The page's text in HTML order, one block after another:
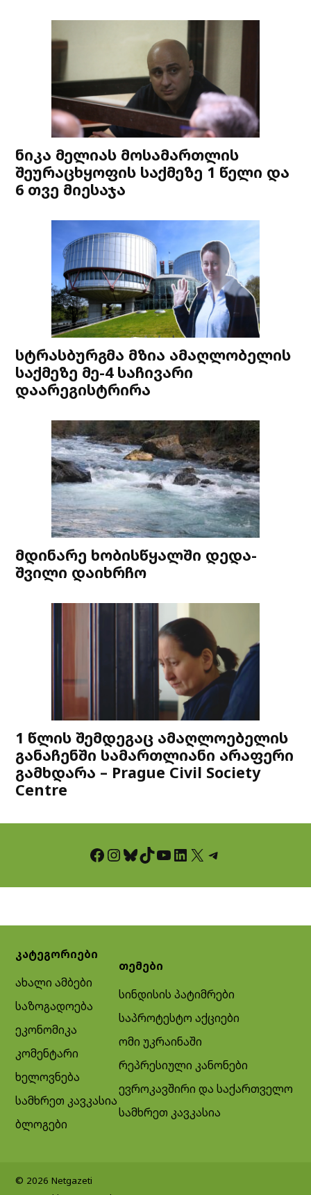
ნიკა მელიას მოსამართლის
შეურაცხყოფის საქმეზე 1 წელი და
6 თვე მიესაჯა
სტრასბურგმა მზია ამაღლობელის
საქმეზე მე-4 საჩივარი
დაარეგისტრირა
მდინარე ხობისწყალში დედა-
შვილი დაიხრჩო
1 წლის შემდეგაც ამაღლოებელის
განაჩენში სამართლიანი არაფერი
გამხდარა – Prague Civil Society
Centre
Facebook InstagramBluesky TikTok YouTube LinkedIn X Telegram
კატეგორიები
ახალი ამბები
საზოგადოება
ეკონომიკა
კომენტარი
ხელოვნება
სამხრეთ კავკასია
ბლოგები
თემები
სინდისის პატიმრები
საპროტესტო აქციები
ომი უკრაინაში
რეპრესიული კანონები
ევროკავშირი და საქართველო
სამხრეთ კავკასია
© 2026 Netgazeti